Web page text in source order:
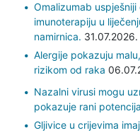
Omalizumab
imunoterapiju u
namirnica. 31.07.2026.
Alergije pokazuju
rizikom od raka
Nazalni virusi mogu
pokazuje rani
Gljivice u crijevima